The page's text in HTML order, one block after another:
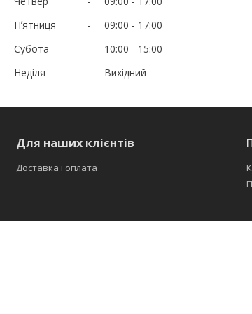
Пʼятниця
09:00
17:00
Субота
10:00
15:00
Неділя
Вихідний
Для наших клієнтів
Доставка і оплата